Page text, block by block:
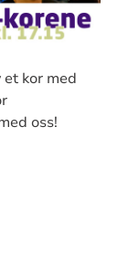
kor med
oss!